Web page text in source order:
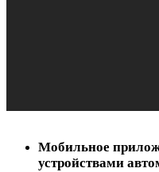
Мобильное
устройствами